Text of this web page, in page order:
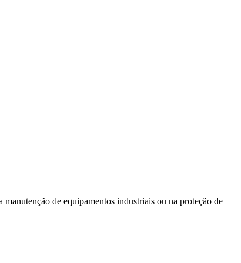
de equipamentos industriais ou na proteção de